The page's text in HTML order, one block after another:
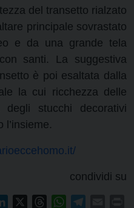
del transetto rialzato
principale sovrastato
e da una grande tela
santi. La suggestiva
è poi esaltata dalla
la cui ricchezza delle
stucchi decorativi
l’insieme.
condividi su
LinkedIn ThreadsWhatsApp